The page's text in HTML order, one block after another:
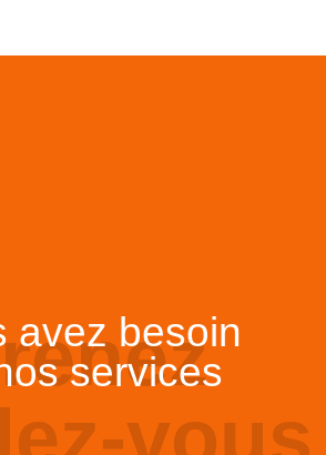
avez besoin
services